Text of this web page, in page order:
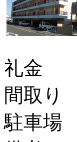
礼金
間取
駐車場